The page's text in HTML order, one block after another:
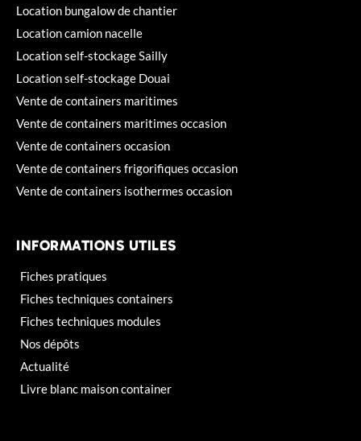
Location bungalow de chantier
Location camion nacelle
Location self-stockage Sailly
Location self-stockage Douai
Vente de containers maritimes
Vente de containers maritimes occasion
Vente de containers occasion
Vente de containers frigorifiques occasion
Vente de containers isothermes occasion
INFORMATIONS UTILES
Fiches pratiques
Fiches techniques containers
Fiches techniques modules
Nos dépôts
Actualité
Livre blanc maison container